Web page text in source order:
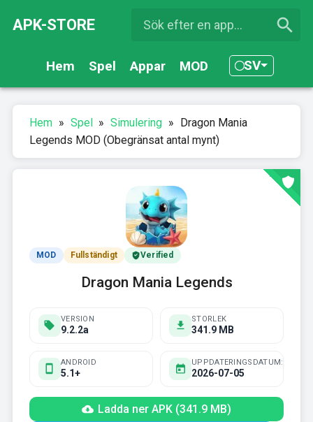
APK-STORE
Hem Spel Appar MOD SV
Hem » Spel » Simulering » Dragon Mania
Legends MOD (Obegränsat antal mynt)
MOD Fullständigt Verified
Dragon Mania Legends
VERSION
9.2.2a
STORLEK
341.9 MB
ANDROID
5.1+
UPPDATERINGSDATUM:
2026-07-05
Ladda ner APK (341.9 MB)